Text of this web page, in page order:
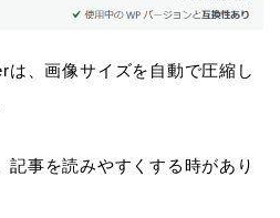
、画像サイズを自動で圧縮し
記事を読みやすくする時があり